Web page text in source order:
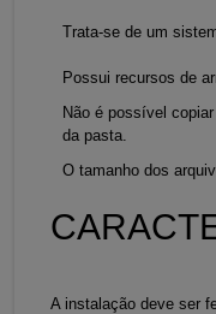
Trata-se de um
Possui recursos de
Não é possível
da pasta.
O tamanho dos
A instalação deve ser